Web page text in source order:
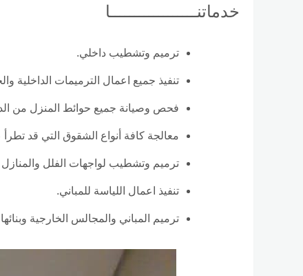
خدماتنــــــــــــــــــا
ترميم وتشطيب داخلي.
تنفيذ جميع اعمال الترميمات الداخلية
فحص وصيانة جميع حوائط المنزل من
معالجة كافة أنواع الشقوق التي قد تطرأ
ترميم وتشطيب لواجهات الفلل
تنفيذ اعمال اللياسة للمباني.
ترميم المباني والمجالس الخارجية